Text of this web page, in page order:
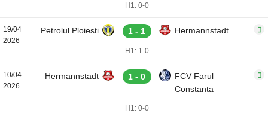
H1: 0-0
19/04
2026
Petrolul Ploiesti 1 - 1 Hermannstadt
H1: 1-0
10/04
2026
Hermannstadt 1 - 0
FCV Farul
Constanta
H1: 0-0